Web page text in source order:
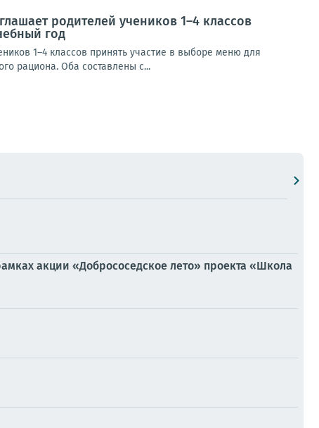
родителей учеников 1–4 классов
год
1–4 классов принять участие в выборе меню для
рациона. Оба составлены с...
акции «Добрососедское лето» проекта «Школа